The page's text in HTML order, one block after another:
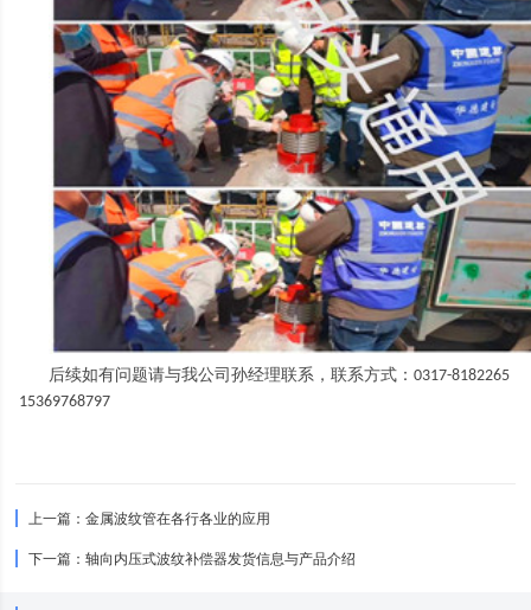
后续如有问题请与我公司孙经理联系，联系方式：0317-8182265
15369768797
上一篇：金属波纹管在各行各业的应用
下一篇：轴向内压式波纹补偿器发货信息与产品介绍